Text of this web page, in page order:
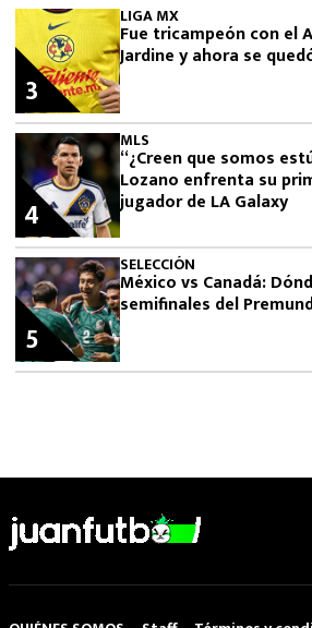
LIGA MX
Fue tricampeón con el
Jardine y ahora se
3
MLS
“¿Creen que somos
Lozano enfrenta su
jugador de LA Galaxy
4
SELECCIÓN
México vs Canadá:
semifinales del
5